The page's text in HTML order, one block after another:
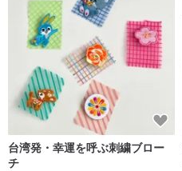
台湾発・幸運を呼ぶ刺繍ブロー
チ